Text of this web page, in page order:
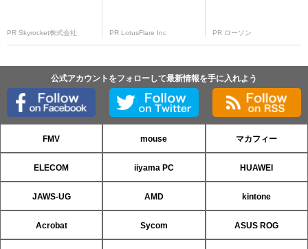
PR Skyrocket株式会社 PR LotusFlare Inc PR ローソン
公式アカウントをフォローして最新情報を手に入れよう
FMV mouse マカフィー
ELECOM iiyama PC HUAWEI
JAWS-UG AMD kintone
Acrobat Sycom ASUS ROG